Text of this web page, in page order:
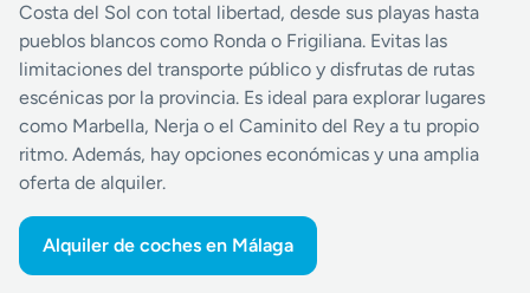
Costa del Sol con total libertad, desde sus playas hasta
pueblos blancos como Ronda o Frigiliana. Evitas las
limitaciones del transporte público y disfrutas de rutas
escénicas por la provincia. Es ideal para explorar lugares
como Marbella, Nerja o el Caminito del Rey a tu propio
ritmo. Además, hay opciones económicas y una amplia
oferta de alquiler.
Alquiler de coches en Málaga